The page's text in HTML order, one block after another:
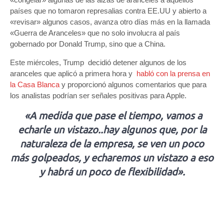
países que no tomaron represalias contra EE.UU y abierto a
«revisar» algunos casos, avanza otro días más en la llamada
«Guerra de Aranceles» que no solo involucra al país
gobernado por Donald Trump, sino que a China.
Este miércoles, Trump decidió detener algunos de los
aranceles que aplicó a primera hora y habló con la prensa en
la Casa Blanca y proporcionó algunos comentarios que para
los analistas podrían ser señales positivas para Apple.
«A medida que pase el tiempo, vamos a
echarle un vistazo..hay algunos que, por la
naturaleza de la empresa, se ven un poco
más golpeados, y echaremos un vistazo a eso
y habrá un poco de flexibilidad».